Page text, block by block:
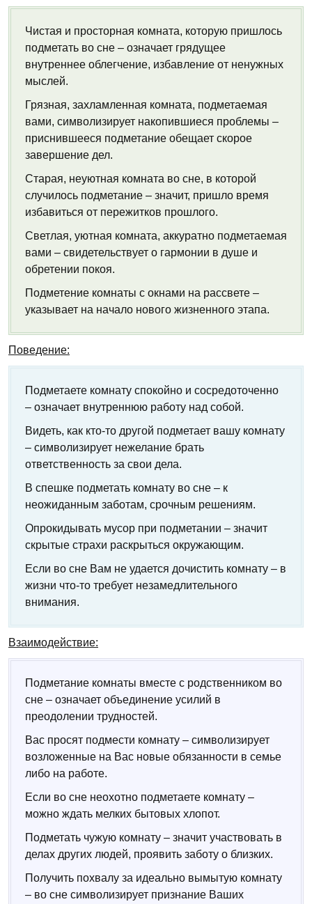
Чистая и просторная комната, которую пришлось
подметать во сне – означает грядущее
внутреннее облегчение, избавление от ненужных
мыслей.
Грязная, захламленная комната, подметаемая
вами, символизирует накопившиеся проблемы –
приснившееся подметание обещает скорое
завершение дел.
Старая, неуютная комната во сне, в которой
случилось подметание – значит, пришло время
избавиться от пережитков прошлого.
Светлая, уютная комната, аккуратно подметаемая
вами – свидетельствует о гармонии в душе и
обретении покоя.
Подметение комнаты с окнами на рассвете –
указывает на начало нового жизненного этапа.
Поведение:
Подметаете комнату спокойно и сосредоточенно
– означает внутреннюю работу над собой.
Видеть, как кто-то другой подметает вашу комнату
– символизирует нежелание брать
ответственность за свои дела.
В спешке подметать комнату во сне – к
неожиданным заботам, срочным решениям.
Опрокидывать мусор при подметании – значит
скрытые страхи раскрыться окружающим.
Если во сне Вам не удается дочистить комнату – в
жизни что-то требует незамедлительного
внимания.
Взаимодействие:
Подметание комнаты вместе с родственником во
сне – означает объединение усилий в
преодолении трудностей.
Вас просят подмести комнату – символизирует
возложенные на Вас новые обязанности в семье
либо на работе.
Если во сне неохотно подметаете комнату –
можно ждать мелких бытовых хлопот.
Подметать чужую комнату – значит участвовать в
делах других людей, проявить заботу о близких.
Получить похвалу за идеально вымытую комнату
– во сне символизирует признание Ваших